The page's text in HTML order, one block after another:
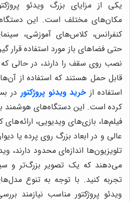
یکی از مزایای بزرگ ویدئو
مکان‌های مختلف است. این
کنفرانس، کلاس‌های آموزشی،
حتی فضاهای باز مورد استفاده قرار
نصب روی سقف را دارند، در حالی که
قابل حمل هستند که استفاده از
استفاده از خرید ویدئو پروژکتور در
کرده است. این دستگاه‌های هوشمند
فیلم‌ها، بازی‌های ویدیویی،
عالی و در ابعاد بزرگ روی پرده یا
تلویزیون‌ها اندازه‌ای محدود دارند،
می‌دهند که یک تصویر بزرگ‌تر و
تجربه کنید. با توجه به تنوع
ویدئو پروژکتور مناسب نیازمند